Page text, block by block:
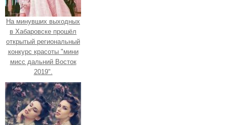
На минувших выходных
в Хабаровске прошёл
открытый региональный
конкурс красоты "мини
мисс дальний Восток
2019".